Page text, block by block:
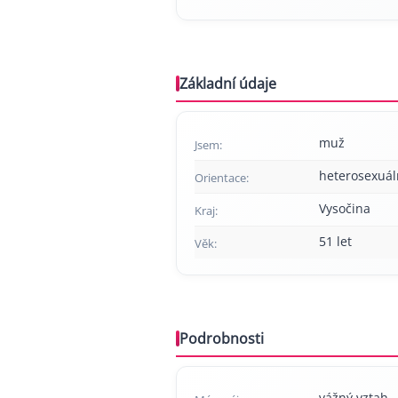
Základní údaje
Jsem: muž
Orientace:
Kraj: Vysočina
Věk: 51 let
Podrobnosti